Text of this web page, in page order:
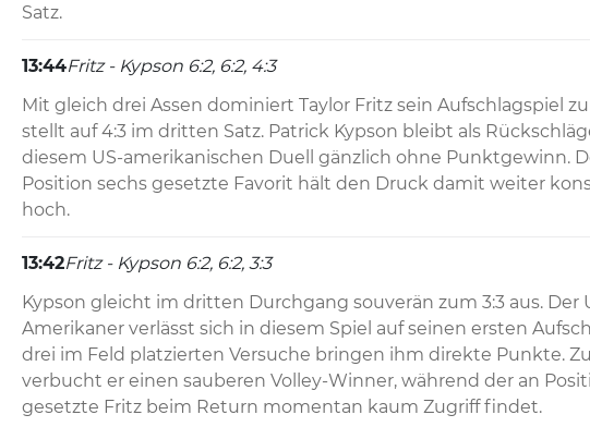
Satz.
13:44Fritz - Kypson 6:2, 6:2, 4:3
Mit gleich drei Assen dominiert Taylor Fritz sein Aufschlagspiel
stellt auf 4:3 im dritten Satz. Patrick Kypson bleibt als
diesem US-amerikanischen Duell gänzlich ohne Punktgewinn.
Position sechs gesetzte Favorit hält den Druck damit weiter
hoch.
13:42Fritz - Kypson 6:2, 6:2, 3:3
Kypson gleicht im dritten Durchgang souverän zum 3:3 aus. Der
Amerikaner verlässt sich in diesem Spiel auf seinen ersten
drei im Feld platzierten Versuche bringen ihm direkte Punkte.
verbucht er einen sauberen Volley-Winner, während der an
gesetzte Fritz beim Return momentan kaum Zugriff findet.